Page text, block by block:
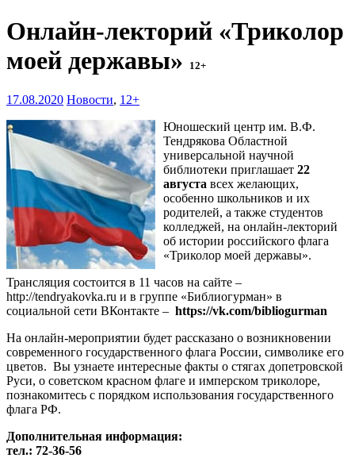
Онлайн-лекторий «Триколор
моей державы»
12+
17.08.2020 Новости, 12+
Юношеский центр им. В.Ф.
Тендрякова Областной
универсальной научной
библиотеки приглашает 22
августа всех желающих,
особенно школьников и их
родителей, а также студентов
колледжей, на онлайн-лекторий
об истории российского флага
«Триколор моей державы».
Трансляция состоится в 11 часов на сайте –
http://tendryakovka.ru и в группе «Библиогурман» в
социальной сети ВКонтакте – https://vk.com/bibliogurman
На онлайн-мероприятии будет рассказано о возникновении
современного государственного флага России, символике его
цветов. Вы узнаете интересные факты о стягах допетровской
Руси, о советском красном флаге и имперском триколоре,
познакомитесь с порядком использования государственного
флага РФ.
Дополнительная информация:
тел.: 72-36-56